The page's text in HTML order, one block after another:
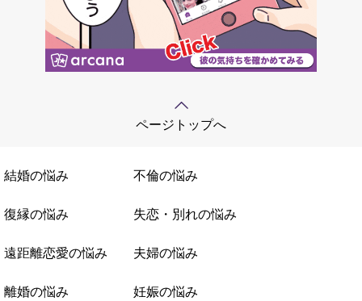
ページトップへ
結婚の悩み 不倫の悩み
復縁の悩み 失恋・別れの悩み
遠距離恋愛の悩み 夫婦の悩み
離婚の悩み 妊娠の悩み